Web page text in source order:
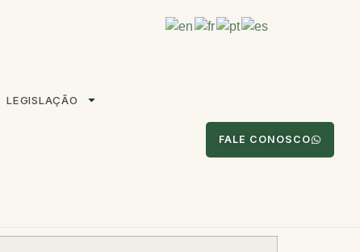
LEGISLAÇÃO
FALE CONOSCO